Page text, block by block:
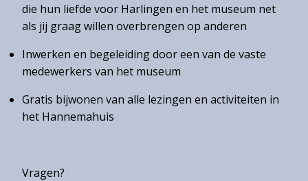
die hun liefde voor Harlingen en het museum net
als jij graag willen overbrengen op anderen
Inwerken en begeleiding door een van de vaste
medewerkers van het museum
Gratis bijwonen van alle lezingen en activiteiten in
het Hannemahuis
Vragen?